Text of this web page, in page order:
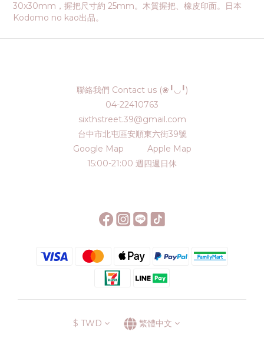
30x30mm，握把尺寸約 25mm。木質握把、橡皮印面。日本
Kodomo no kao出品。
聯絡我們 Contact us (❀╹◡╹)
04-22410763
sixthstreet.39@gmail.com
台中市北屯區安順東六街39號
Google Map
Apple Map
15:00-21:00 週四週日休
$ TWD 繁體中文